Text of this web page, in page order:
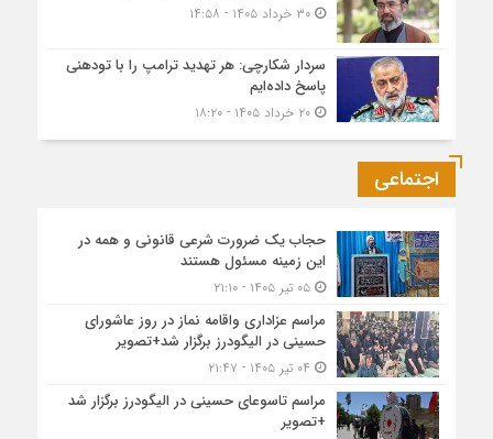
۳۰ خرداد ۱۴۰۵ - ۱۴:۵۸
سردار شکارچی: هر تهدید ترامپ را با تودهنی
پاسخ داده‌ایم
۲۰ خرداد ۱۴۰۵ - ۱۸:۲۰
اجتماعی
حجاب یک ضرورت شرعی قانونی و همه در
این زمینه مسئول هستند
۰۵ تیر ۱۴۰۵ - ۲۱:۱۰
مراسم عزاداری واقامه نماز در روز عاشورای
حسینی در الیگودرز برگزار شد+تصویر
مراسم تاسوعای حسینی در الیگودرز برگزار شد
+تصویر